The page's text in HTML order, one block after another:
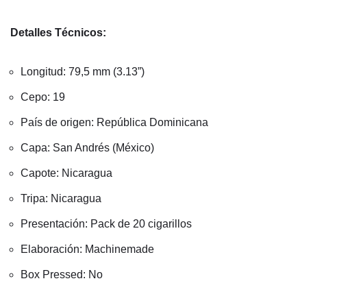
Detalles Técnicos:
Longitud: 79,5 mm (3.13”)
Cepo: 19
País de origen: República Dominicana
Capa: San Andrés (México)
Capote: Nicaragua
Tripa: Nicaragua
Presentación: Pack de 20 cigarillos
Elaboración: Machinemade
Box Pressed: No